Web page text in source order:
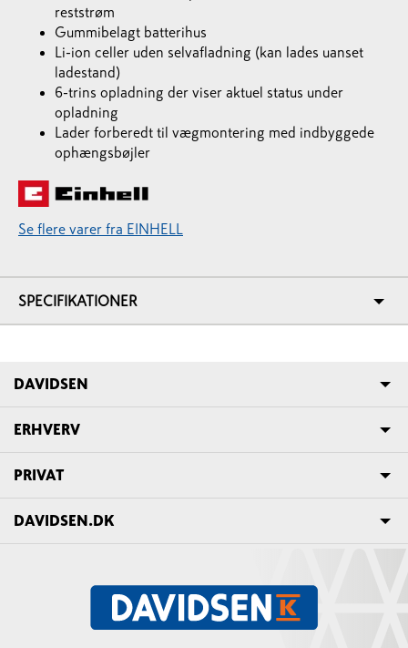
reststrøm
Gummibelagt batterihus
Li-ion celler uden selvafladning (kan lades uanset
ladestand)
6-trins opladning der viser aktuel status under
opladning
Lader forberedt til vægmontering med indbyggede
ophængsbøjler
Se flere varer fra EINHELL
SPECIFIKATIONER
DAVIDSEN
ERHVERV
PRIVAT
DAVIDSEN.DK